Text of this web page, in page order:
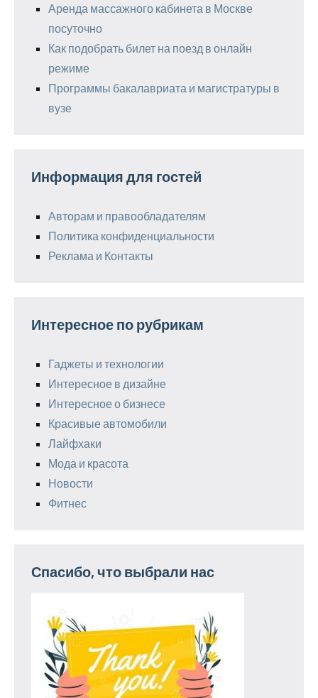
Аренда массажного кабинета в Москве
посуточно
Как подобрать билет на поезд в онлайн
режиме
Программы бакалавриата и магистратуры в
вузе
Информация для гостей
Авторам и правообладателям
Политика конфиденциальности
Реклама и Контакты
Интересное по рубрикам
Гаджеты и технологии
Интересное в дизайне
Интересное о бизнесе
Красивые автомобили
Лайфхаки
Мода и красота
Новости
Фитнес
Спасибо, что выбрали нас